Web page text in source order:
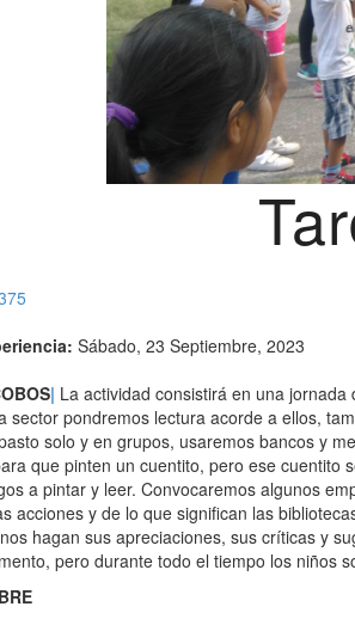
Sábado, 23 Septiembre, 2023
| La actividad consistirá en una
sector pondremos lectura acorde a ellos,
solo y en grupos, usaremos bancos y
que pinten un cuentito, pero ese
a pintar y leer. Convocaremos algunos
acciones y de lo que significan las
hagan sus apreciaciones, sus críticas y
pero durante todo el tiempo los niños